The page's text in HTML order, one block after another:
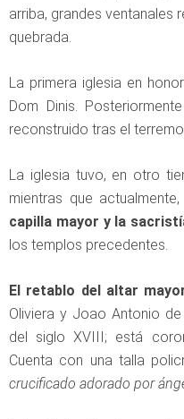
arriba, grandes ventanales
quebrada.
La primera iglesia en
Dom Dinis.
reconstruido tras el
La iglesia tuvo, en otro
mientras que
capilla mayor y la
los templos precedentes.
El retablo del altar
Oliviera y Joao Antonio
del siglo XVIII; está
Cuenta con una talla
crucificado adorado por